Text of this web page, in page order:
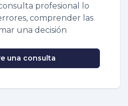
profesional lo
comprender las
una decisión
una consulta